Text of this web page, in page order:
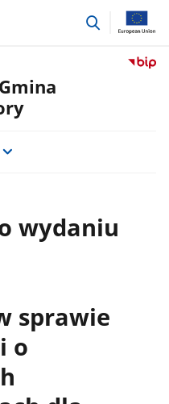
przejdź
Przejdź
wydaniu
sprawie
o